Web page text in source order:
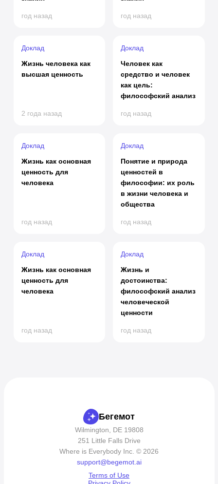
год назад год назад
Доклад
Жизнь человека как
высшая ценность
2 года назад
Доклад
Человек как
средство и человек
как цель:
философский анализ
год назад
Доклад
Жизнь как основная
ценность для
человека
год назад
Доклад
Понятие и природа
ценностей в
философии: их роль
в жизни человека и
общества
год назад
Доклад
Жизнь как основная
ценность для
человека
год назад
Доклад
Жизнь и
достоинства:
философский анализ
человеческой
ценности
год назад
Бегемот
Wilmington, DE 19808
251 Little Falls Drive
Where is Everybody Inc. © 2026
support@begemot.ai
Terms of Use